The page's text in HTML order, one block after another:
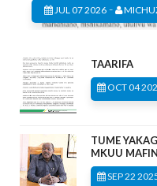
JUL 07 2026 -
TAARIFA
OCT 04
TUME
MKUU
SEP 22